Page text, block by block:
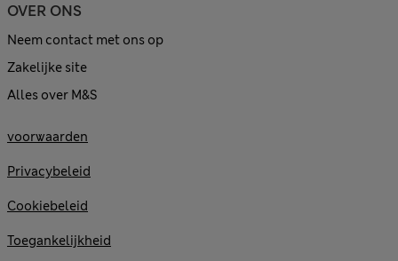
OVER ONS
Neem contact met ons op
Zakelijke site
Alles over M&S
voorwaarden
Privacybeleid
Cookiebeleid
Toegankelijkheid